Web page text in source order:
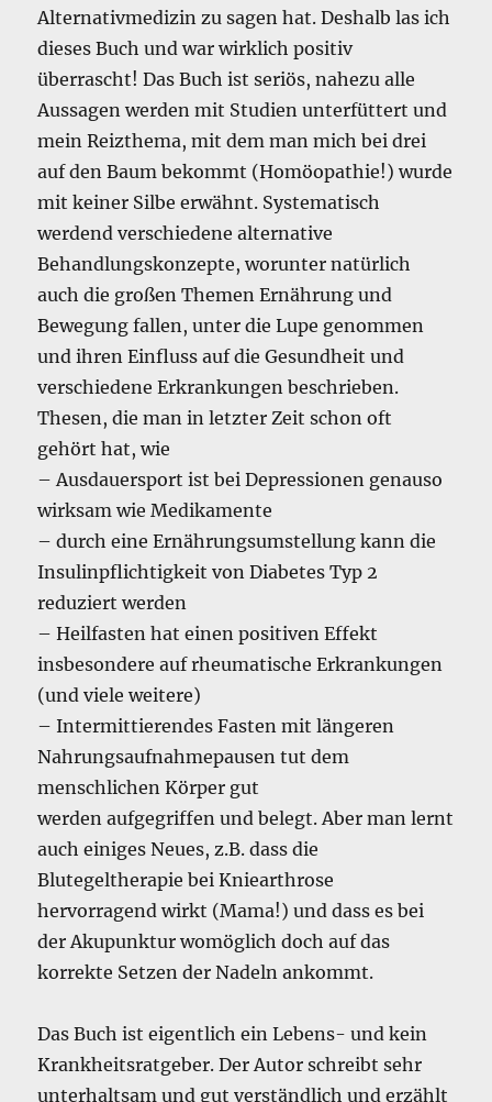
Alternativmedizin zu sagen hat. Deshalb las ich
dieses Buch und war wirklich positiv
überrascht! Das Buch ist seriös, nahezu alle
Aussagen werden mit Studien unterfüttert und
mein Reizthema, mit dem man mich bei drei
auf den Baum bekommt (Homöopathie!) wurde
mit keiner Silbe erwähnt. Systematisch
werdend verschiedene alternative
Behandlungskonzepte, worunter natürlich
auch die großen Themen Ernährung und
Bewegung fallen, unter die Lupe genommen
und ihren Einfluss auf die Gesundheit und
verschiedene Erkrankungen beschrieben.
Thesen, die man in letzter Zeit schon oft
gehört hat, wie
– Ausdauersport ist bei Depressionen genauso
wirksam wie Medikamente
– durch eine Ernährungsumstellung kann die
Insulinpflichtigkeit von Diabetes Typ 2
reduziert werden
– Heilfasten hat einen positiven Effekt
insbesondere auf rheumatische Erkrankungen
(und viele weitere)
– Intermittierendes Fasten mit längeren
Nahrungsaufnahmepausen tut dem
menschlichen Körper gut
werden aufgegriffen und belegt. Aber man lernt
auch einiges Neues, z.B. dass die
Blutegeltherapie bei Kniearthrose
hervorragend wirkt (Mama!) und dass es bei
der Akupunktur womöglich doch auf das
korrekte Setzen der Nadeln ankommt.
Das Buch ist eigentlich ein Lebens- und kein
Krankheitsratgeber. Der Autor schreibt sehr
unterhaltsam und gut verständlich und erzählt